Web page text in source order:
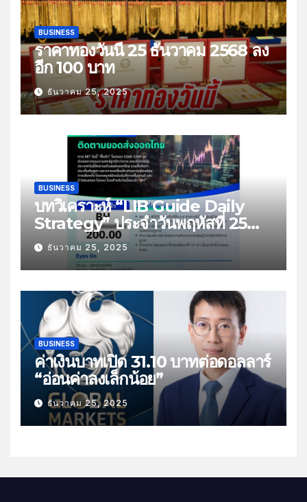
BUSINESS
ราคาทองวันนี้ 25 ธันวาคม 2568 ลง
อีก 100 บาท
ธันวาคม 25, 2025
BUSINESS
บทวิเคราะห์ “LIB Guide Daily
Strategy” ประจำวันพฤหัสที่ 25
ธันวาคม 2568 หัวข้อ “ติดตามยอด
ส่งออกไทย”
ธันวาคม 25, 2025
BUSINESS
ค่าเงินบาทเปิด 31.10 บาทต่อดอลลาร์
“อ่อนค่าลงเล็กน้อย”
ธันวาคม 25, 2025